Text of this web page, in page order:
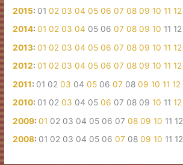
2015: 01 02 03 04 05 06 07 08 09 10 11 12
2014:01 02 03 04 05 06 07 08 09 10 11 12
2013:01 02 03 04 05 06 07 08 09 10 11 12
2012:01 02 03 04 05 06 07 08 09 10 11 12
2011: 01 02 03 04 05 06 07 08 09 10 11 12
2010: 01 02 03 04 05 06 07 08 09 10 11 12
2009:01 02 03 04 05 06 07 08 09 10 11 12
2008: 01 02 03 04 05 06 07 08 09 10 11 12